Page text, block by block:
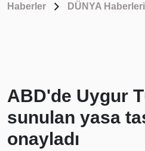
Haberler DÜNYA Haberleri
ABD'de Uygur
sunulan yasa
onayladı